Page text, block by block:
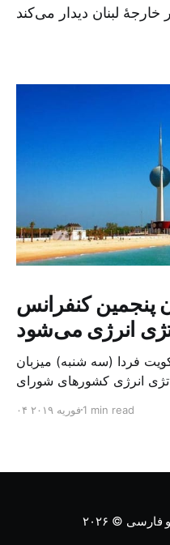
پنجمین کنفرانس
انرژی می‌شود
فردا (سه شنبه) میزبان
انرژی کشورهای شورای
و گاز در این کنفرانس
۰۴ فوریه ۲۰۱۹1 min read
فارسی © ۲۰۲۶